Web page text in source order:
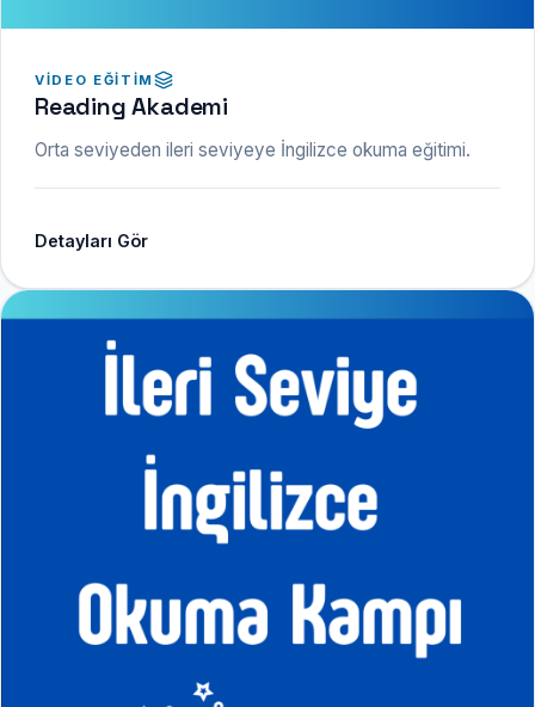
VIDEO EĞITIM
Reading Akademi
Orta seviyeden ileri seviyeye İngilizce okuma eğitimi.
Detayları Gör